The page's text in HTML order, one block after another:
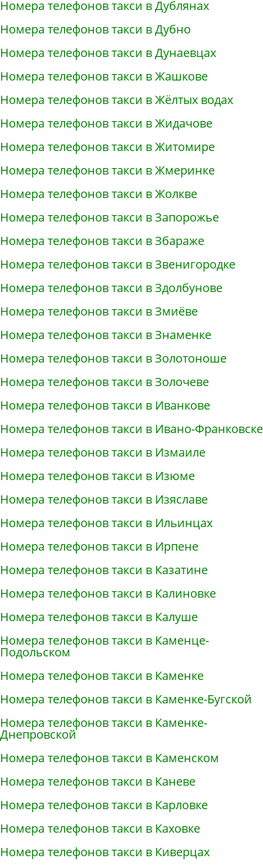
Номера телефонов такси в Дублянах
Номера телефонов такси в Дубно
Номера телефонов такси в Дунаевцах
Номера телефонов такси в Жашкове
Номера телефонов такси в Жёлтых водах
Номера телефонов такси в Жидачове
Номера телефонов такси в Житомире
Номера телефонов такси в Жмеринке
Номера телефонов такси в Жолкве
Номера телефонов такси в Запорожье
Номера телефонов такси в Збараже
Номера телефонов такси в Звенигородке
Номера телефонов такси в Здолбунове
Номера телефонов такси в Змиёве
Номера телефонов такси в Знаменке
Номера телефонов такси в Золотоноше
Номера телефонов такси в Золочеве
Номера телефонов такси в Иванкове
Номера телефонов такси в Ивано-Франковске
Номера телефонов такси в Измаиле
Номера телефонов такси в Изюме
Номера телефонов такси в Изяславе
Номера телефонов такси в Ильинцах
Номера телефонов такси в Ирпене
Номера телефонов такси в Казатине
Номера телефонов такси в Калиновке
Номера телефонов такси в Калуше
Номера телефонов такси в Каменце-
Подольском
Номера телефонов такси в Каменке
Номера телефонов такси в Каменке-Бугской
Номера телефонов такси в Каменке-
Днепровской
Номера телефонов такси в Каменском
Номера телефонов такси в Каневе
Номера телефонов такси в Карловке
Номера телефонов такси в Каховке
Номера телефонов такси в Киверцах